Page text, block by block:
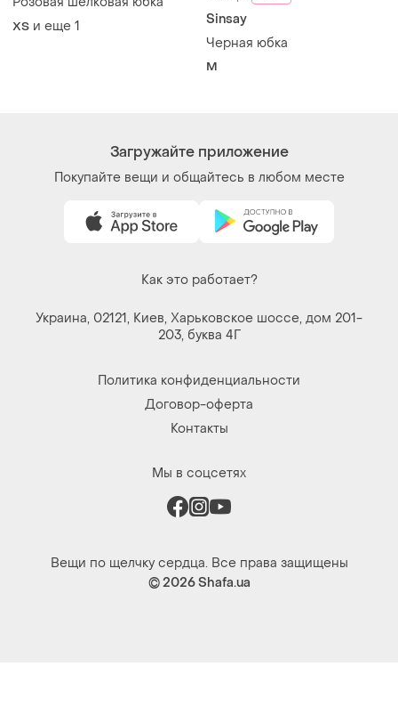
ХS и еще 1
Sinsay
Черная юбка
M
Загружайте приложение
Покупайте вещи и общайтесь в любом месте
Как это работает?
Украина, 02121, Киев, Харьковское шоссе, дом 201-
203, буква 4Г
Политика конфиденциальности
Договор-оферта
Контакты
Мы в соцсетях
Вещи по щелчку сердца. Все права защищены
© 2026Shafa.ua